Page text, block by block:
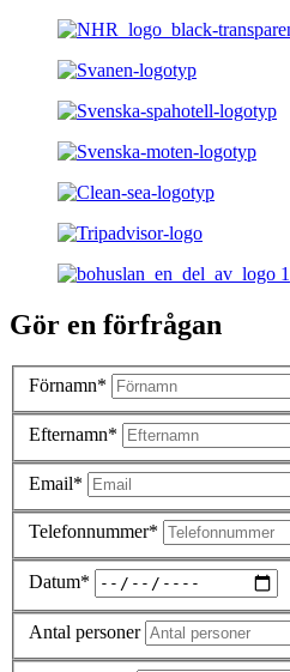
Gör en förfrågan
Förnamn*
Efternamn*
Email*
Telefonnummer*
Datum*
Antal personer